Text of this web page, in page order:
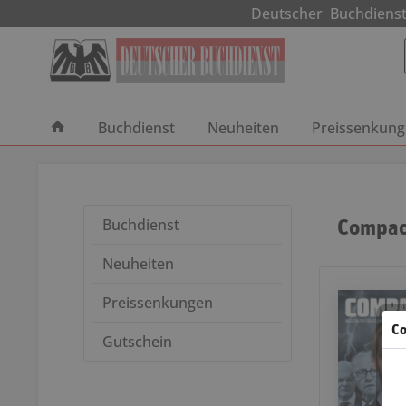
Deutscher
Buchdienst Neuheiten
Buchdienst
Neuheiten
Preissenkungen
Gutschein